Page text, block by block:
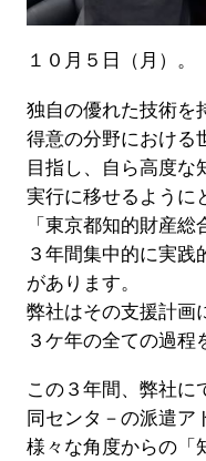
１０月５日（月）。
独自の優れた技術を
得意の分野における
目指し、自ら高度な
実行に移せるように
「東京都知的財産
３年間集中的に実践
があります。
弊社はその支援計画
３ケ年の全ての過程
この３年間、弊社に
同センタ－の派遣ア
様々な角度からの「